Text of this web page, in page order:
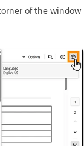
of the window